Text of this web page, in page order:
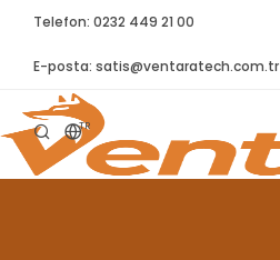
Telefon: 0232 449 21 00
E-posta: satis@ventaratech.com.tr
TR
ANASAYFA